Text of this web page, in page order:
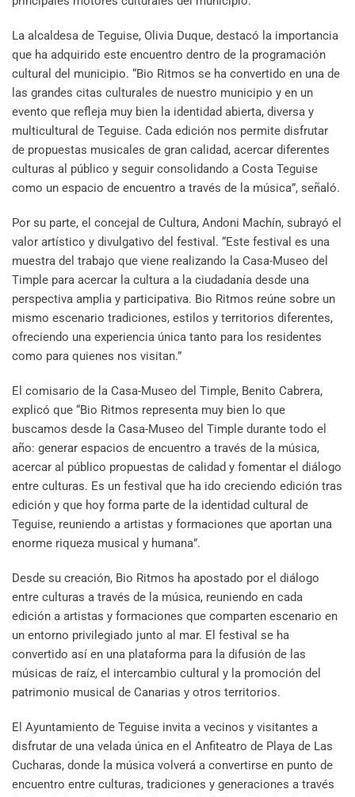
La alcaldesa de Teguise, Olivia Duque, destacó la importancia
que ha adquirido este encuentro dentro de la programación
cultural del municipio. “Bio Ritmos se ha convertido en una de
las grandes citas culturales de nuestro municipio y en un
evento que refleja muy bien la identidad abierta, diversa y
multicultural de Teguise. Cada edición nos permite disfrutar
de propuestas musicales de gran calidad, acercar diferentes
culturas al público y seguir consolidando a Costa Teguise
como un espacio de encuentro a través de la música”, señaló.
Por su parte, el concejal de Cultura, Andoni Machín, subrayó el
valor artístico y divulgativo del festival. “Este festival es una
muestra del trabajo que viene realizando la Casa-Museo del
Timple para acercar la cultura a la ciudadanía desde una
perspectiva amplia y participativa. Bio Ritmos reúne sobre un
mismo escenario tradiciones, estilos y territorios diferentes,
ofreciendo una experiencia única tanto para los residentes
como para quienes nos visitan.”
El comisario de la Casa-Museo del Timple, Benito Cabrera,
explicó que “Bio Ritmos representa muy bien lo que
buscamos desde la Casa-Museo del Timple durante todo el
año: generar espacios de encuentro a través de la música,
acercar al público propuestas de calidad y fomentar el diálogo
entre culturas. Es un festival que ha ido creciendo edición tras
edición y que hoy forma parte de la identidad cultural de
Teguise, reuniendo a artistas y formaciones que aportan una
enorme riqueza musical y humana”.
Desde su creación, Bio Ritmos ha apostado por el diálogo
entre culturas a través de la música, reuniendo en cada
edición a artistas y formaciones que comparten escenario en
un entorno privilegiado junto al mar. El festival se ha
convertido así en una plataforma para la difusión de las
músicas de raíz, el intercambio cultural y la promoción del
patrimonio musical de Canarias y otros territorios.
El Ayuntamiento de Teguise invita a vecinos y visitantes a
disfrutar de una velada única en el Anfiteatro de Playa de Las
Cucharas, donde la música volverá a convertirse en punto de
encuentro entre culturas, tradiciones y generaciones a través